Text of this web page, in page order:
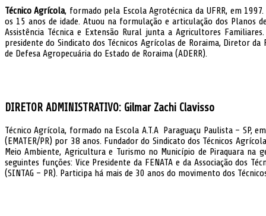
Técnico Agrícola, formado pela Escola Agrotécnica da UFRR, em
os 15 anos de idade. Atuou na formulação e articulação dos Planos
Assistência Técnica e Extensão Rural junta a Agricultores
presidente do Sindicato dos Técnicos Agrícolas de Roraima, Diretor
de Defesa Agropecuária do Estado de Roraima (ADERR).
DIRETOR ADMINISTRATIVO: Gilmar Zachi Clavisso
Técnico Agrícola, formado na Escola A.T.A Paraguaçu Paulista – SP,
(EMATER/PR) por 38 anos. Fundador do Sindicato dos Técnicos
Meio Ambiente, Agricultura e Turismo no Município de Piraquara
seguintes funções: Vice Presidente da FENATA e da Associação dos
(SINTAG – PR). Participa há mais de 30 anos do movimento dos